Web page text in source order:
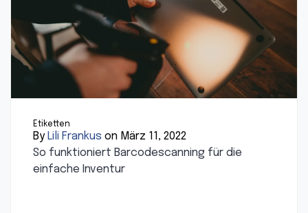
Etiketten
By Lili Frankus on März 11, 2022
So funktioniert Barcodescanning für die
einfache Inventur